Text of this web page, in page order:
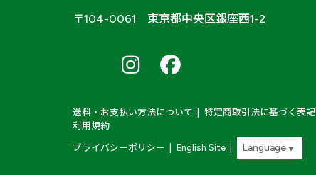
その他
〒104-0061 東京都中央区銀座西1-2
Farm
＆
Labo
X
ア
ル
Farm
&
Instagram
ア
ル
Farm
&
Instagram
送料・お支払い方法について
特定商取引法に基づく表記
利用規約
プライバシーポリシー English Site ▼